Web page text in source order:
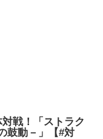
対戦！「ストラク
鼓動－」【#対